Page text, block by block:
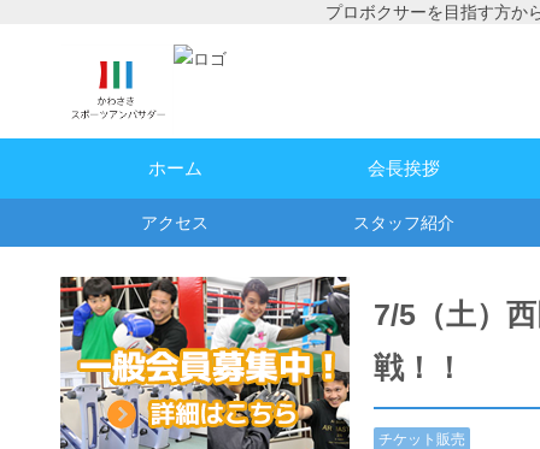
プロボクサーを目指す方か
ホーム 会長挨拶
アクセス スタッフ紹介
7/5（土）
戦！！
チケット販売